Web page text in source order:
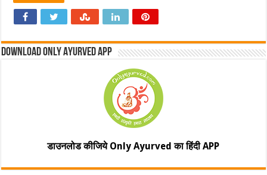
Download Only Ayurved App
डाउनलोड कीजिये Only Ayurved का हिंदी APP